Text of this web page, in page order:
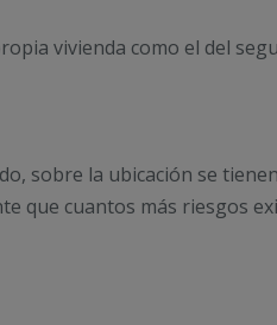
vivienda como el del
sobre la ubicación se
que cuantos más riesgos